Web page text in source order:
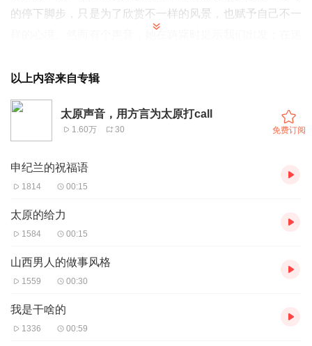
的停下脚步，只是为了欣赏不一样的风景，也赋予自己不一
坚定的，踏出了每一步。她提醒我们，应该忠于自己，不为
浮华动摇，告诉我们，应该坚持向前，不畏前路忐忑。在你
想去，将去和去过的每一个地点，在你前行，停止和抉择的
每一个瞬间。这个城市里各种喧嚣的声音，与你一路相随。
以上内容来自专辑
太原声音，用方言为太原打call
1.60万 30 免费订阅
申纪兰的祝福语
1814 00:15
太原的给力
1584 00:15
山西男人的做事风格
1559 00:30
我是干啥的
1336 00:59